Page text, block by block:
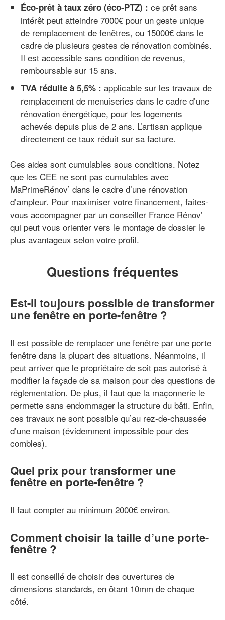
Éco-prêt à taux zéro (éco-PTZ) : ce prêt sans
intérêt peut atteindre 7000€ pour un geste unique
de remplacement de fenêtres, ou 15000€ dans le
cadre de plusieurs gestes de rénovation combinés.
Il est accessible sans condition de revenus,
remboursable sur 15 ans.
TVA réduite à 5,5% : applicable sur les travaux de
remplacement de menuiseries dans le cadre d’une
rénovation énergétique, pour les logements
achevés depuis plus de 2 ans. L’artisan applique
directement ce taux réduit sur sa facture.
Ces aides sont cumulables sous conditions. Notez
que les CEE ne sont pas cumulables avec
MaPrimeRénov’ dans le cadre d’une rénovation
d’ampleur. Pour maximiser votre financement, faites-
vous accompagner par un conseiller France Rénov’
qui peut vous orienter vers le montage de dossier le
plus avantageux selon votre profil.
Questions fréquentes
Est-il toujours possible de transformer
une fenêtre en porte-fenêtre ?
Il est possible de remplacer une fenêtre par une porte
fenêtre dans la plupart des situations. Néanmoins, il
peut arriver que le propriétaire de soit pas autorisé à
modifier la façade de sa maison pour des questions de
réglementation. De plus, il faut que la maçonnerie le
permette sans endommager la structure du bâti. Enfin,
ces travaux ne sont possible qu’au rez-de-chaussée
d’une maison (évidemment impossible pour des
combles).
Quel prix pour transformer une
fenêtre en porte-fenêtre ?
Il faut compter au minimum 2000€ environ.
Comment choisir la taille d’une porte-
fenêtre ?
Il est conseillé de choisir des ouvertures de
dimensions standards, en ôtant 10mm de chaque
côté.